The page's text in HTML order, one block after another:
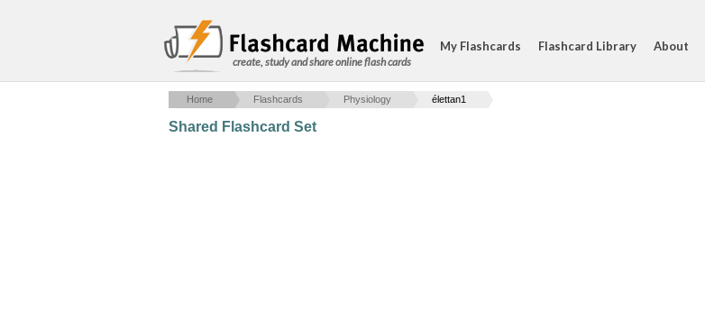
create, study and share online flash cards
My Flashcards Flashcard Library About
Home Flashcards Physiology élettan1
Shared Flashcard Set